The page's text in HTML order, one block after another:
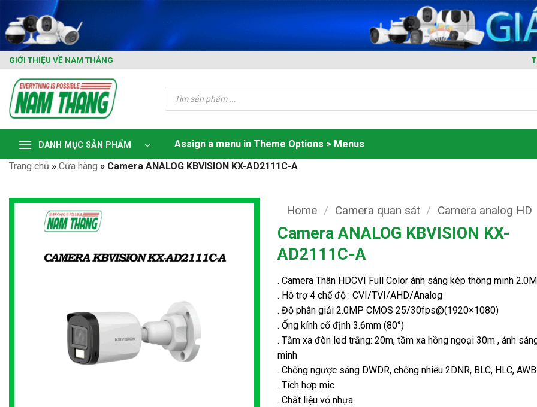
content
GIỚI THIỆU VỀ NAM THẮNG
Tìm
kiếm
phẩm
DANH MỤC SẢN PHẨM
Assign a menu in Theme Options > Menus
Trang chủ » Cửa hàng » Camera ANALOG KBVISION KX-AD2111C-A
Home / Camera quan sát / Camera analog HD
Camera ANALOG KBVISION KX-
AD2111C-A
. Camera Thân HDCVI Full Color ánh sáng kép thông minh
. Hỗ trợ 4 chế độ : CVI/TVI/AHD/Analog
. Độ phân giải 2.0MP CMOS 25/30fps@(1920×1080)
. Ống kính cố định 3.6mm (80°)
. Tầm xa đèn led trắng: 20m, tầm xa hồng ngoại 30m , ánh
minh
. Chống ngược sáng DWDR, chống nhiễu 2DNR, BLC, HLC,
. Tích hợp mic
. Chất liệu vỏ nhựa